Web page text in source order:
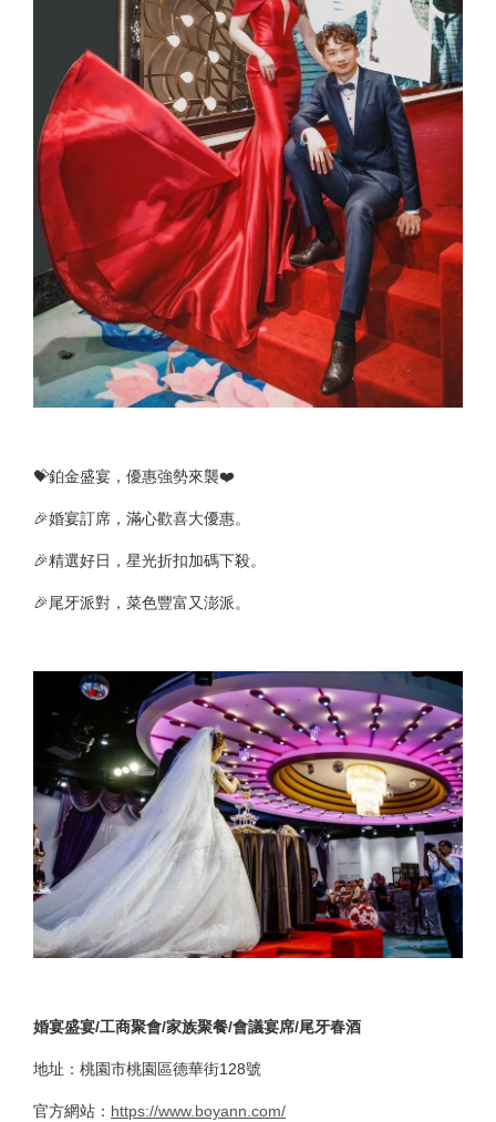
💝鉑金盛宴，優惠強勢來襲❤️
🎉婚宴訂席，滿心歡喜大優惠。
🎉精選好日，星光折扣加碼下殺。
🎉尾牙派對，菜色豐富又澎派。
婚宴盛宴/工商聚會/家族聚餐/會議宴席/尾牙春酒
地址：桃園市桃園區德華街128號
官方網站： https://www.boyann.com/